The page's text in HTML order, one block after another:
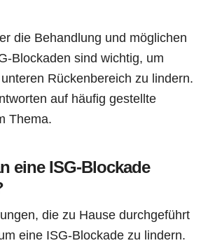
die Behandlung und möglichen
Blockaden sind wichtig, um
Rückenbereich zu lindern.
auf häufig gestellte
Thema.
eine ISG-Blockade
die zu Hause durchgeführt
eine ISG-Blockade zu lindern.